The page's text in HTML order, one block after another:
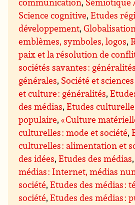
Science cognitive,Etudes
développement,
emblèmes, symboles, logos,
paix et la résolution de
sociétés savantes : généralités
générales, Société et
et culture : généralités,
des médias,Etudes
populaire,« Culture
culturelles : mode et société,
culturelles : alimentation et
des idées,Etudes des médias
médias : Internet, médias
société,Etudes des médias :
société,Etudes des médias :